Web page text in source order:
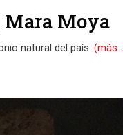
Mara Moya
natural del país.